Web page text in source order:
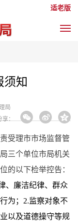
适老版
须知
局
享：
受理市市场监督管
三个单位市局机关
的以下检举控告：
、廉洁纪律、群众
为；2.监察对象不
以及道德操守等规